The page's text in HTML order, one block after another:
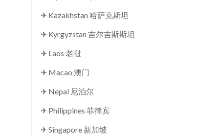
✈ Kazakhstan 哈萨克斯坦
✈ Kyrgyzstan 吉尔吉斯斯坦
✈ Laos 老挝
✈ Macao 澳门
✈ Nepal 尼泊尔
✈ Philippines 菲律宾
✈ Singapore 新加坡